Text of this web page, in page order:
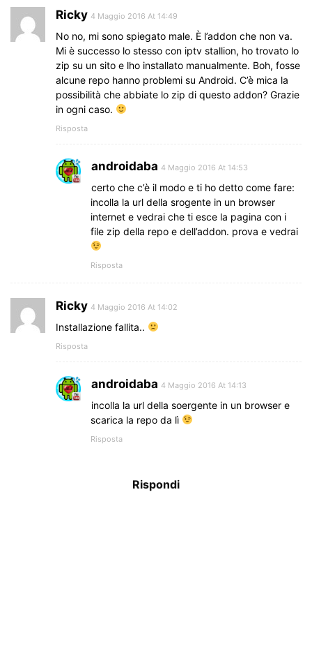
Ricky 4 Maggio 2016 At 14:49
No no, mi sono spiegato male. È l’addon che non va.
Mi è successo lo stesso con iptv stallion, ho trovato lo
zip su un sito e lho installato manualmente. Boh, fosse
alcune repo hanno problemi su Android. C’è mica la
possibilità che abbiate lo zip di questo addon? Grazie
in ogni caso.
Risposta
androidaba 4 Maggio 2016 At 14:53
certo che c’è il modo e ti ho detto come fare:
incolla la url della srogente in un browser
internet e vedrai che ti esce la pagina con i
file zip della repo e dell’addon. prova e vedrai
Risposta
Ricky 4 Maggio 2016 At 14:02
Installazione fallita..
Risposta
androidaba 4 Maggio 2016 At 14:13
incolla la url della soergente in un browser e
scarica la repo da lì
Risposta
Rispondi